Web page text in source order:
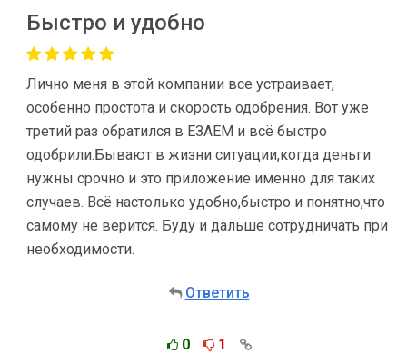
Быстро и удобно
Лично меня в этой компании все устраивает,
особенно простота и скорость одобрения. Вот уже
третий раз обратился в ЕЗАЕМ и всё быстро
одобрили.Бывают в жизни ситуации,когда деньги
нужны срочно и это приложение именно для таких
случаев. Всё настолько удобно,быстро и понятно,что
самому не верится. Буду и дальше сотрудничать при
необходимости.
Ответить
0 1